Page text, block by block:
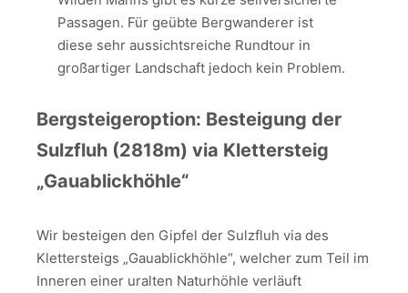
Passagen. Für geübte Bergwanderer ist
diese sehr aussichtsreiche Rundtour in
großartiger Landschaft jedoch kein Problem.
Bergsteigeroption: Besteigung der
Sulzfluh (2818m) via Klettersteig
„Gauablickhöhle“
Wir besteigen den Gipfel der Sulzfluh via des
Klettersteigs „Gauablickhöhle“, welcher zum Teil im
Inneren einer uralten Naturhöhle verläuft